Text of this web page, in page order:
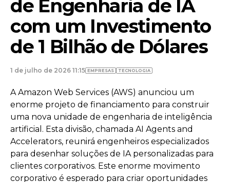
de Engenharia de IA
com um Investimento
de 1 Bilhão de Dólares
1 de julho de 2026 11:15 EMPRESAS TECNOLOGIA
A Amazon Web Services (AWS) anunciou um
enorme projeto de financiamento para construir
uma nova unidade de engenharia de inteligência
artificial. Esta divisão, chamada AI Agents and
Accelerators, reunirá engenheiros especializados
para desenhar soluções de IA personalizadas para
clientes corporativos. Este enorme movimento
corporativo é esperado para criar oportunidades